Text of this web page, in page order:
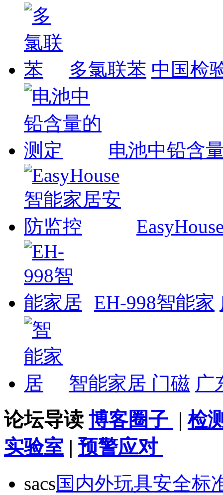
多氯联苯 中国检
电池中铅含
EH-998智能家
智能家居 门磁 广
论坛导读 博客圈子 | 检
实验室 | 预警应对
sacs国内外玩具安全标